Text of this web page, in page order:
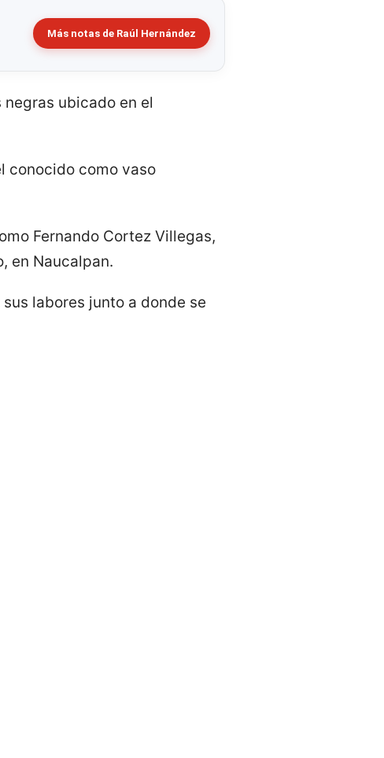
Más notas de Raúl Hernández
ubicado en el
conocido como vaso
Fernando Cortez Villegas,
en Naucalpan.
labores junto a donde se